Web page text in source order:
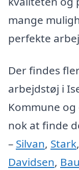
mange
perfekte
Der findes
arbejdstøj i
Kommune
nok at finde
– Silvan, Stark,
Davidsen,